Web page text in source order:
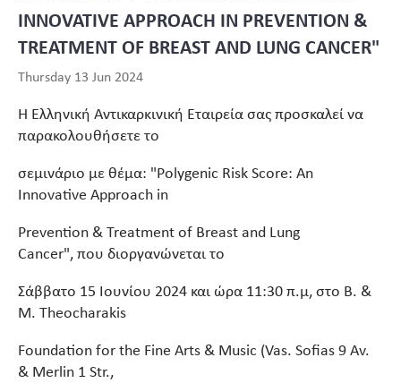
INNOVATIVE APPROACH IN PREVENTION &
TREATMENT OF BREAST AND LUNG CANCER"
Thursday 13 Jun 2024
H Ελληνική Αντικαρκινική Εταιρεία σας προσκαλεί να
παρακολουθήσετε το
σεμινάριο με θέμα: "Polygenic Risk Score: An
Innovative Approach in
Prevention & Treatment of Breast and Lung
Cancer", που διοργανώνεται το
Σάββατο 15 Ιουνίου 2024 και ώρα 11:30 π.μ, στο B. &
M. Theocharakis
Foundation for the Fine Arts & Music (Vas. Sofias 9 Av.
& Merlin 1 Str.,